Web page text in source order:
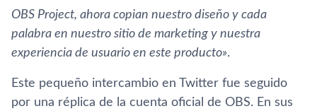
OBS Project, ahora copian nuestro diseño y cada
palabra en nuestro sitio de marketing y nuestra
experiencia de usuario en este producto».
Este pequeño intercambio en Twitter fue seguido
por una réplica de la cuenta oficial de OBS. En sus